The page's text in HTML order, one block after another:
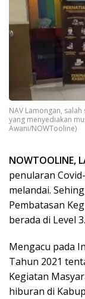
NAV Lamongan,
yang menyediakan
Awani/NOWTooline)
NOWTOOLINE,
penularan
melandai.
Pembatasan
berada di Level 3.
Mengacu pada
Tahun 2021
Kegiatan
hiburan di